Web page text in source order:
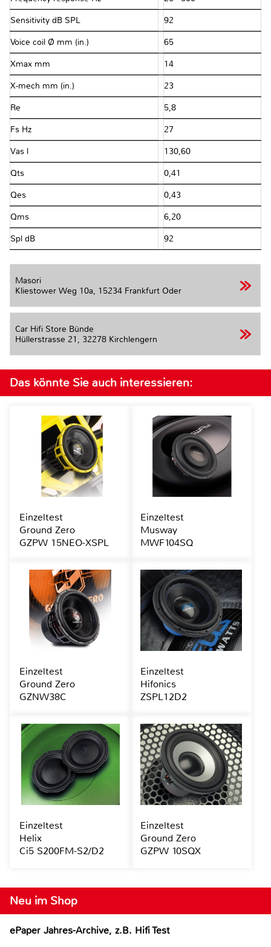
Sensitivity dB SPL 92
Voice coil Ø mm (in.) 65
Xmax mm 14
X-mech mm (in.) 23
Re Ω 5,8
Fs Hz 27
Vas l 130,60
Qts 0,41
Qes 0,43
Qms 6,20
Spl dB 92
Masori
Kliestower Weg 10a, 15234 Frankfurt Oder
Car Hifi Store Bünde
Hüllerstrasse 21, 32278 Kirchlengern
Neu im Shop
ePaper Jahres-Archive, z.B. Hifi Test
Das könnte Sie auch interessieren:
Einzeltest
Ground Zero
GZPW 15NEO-XSPL
Einzeltest
Musway
MWF104SQ
Einzeltest
Ground Zero
GZNW38C
Einzeltest
Hifonics
ZSPL12D2
Einzeltest
Helix
Ci5 S200FM-S2/D2
Einzeltest
Ground Zero
GZPW 10SQX